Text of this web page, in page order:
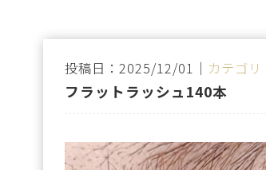
投稿日：2025/12/01｜ カテゴ
フラットラッシュ140本